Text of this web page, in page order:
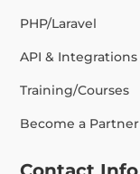
PHP/Laravel
API & Integrations
Training/Courses
Become a Partner